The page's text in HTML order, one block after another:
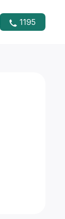
1195